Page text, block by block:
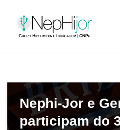
Pular
Nephi-Jor e
participam do